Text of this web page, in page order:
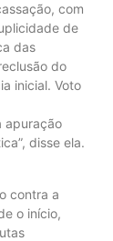
com
de
das
do
inicial. Voto
apuração
disse ela.
contra a
o início,